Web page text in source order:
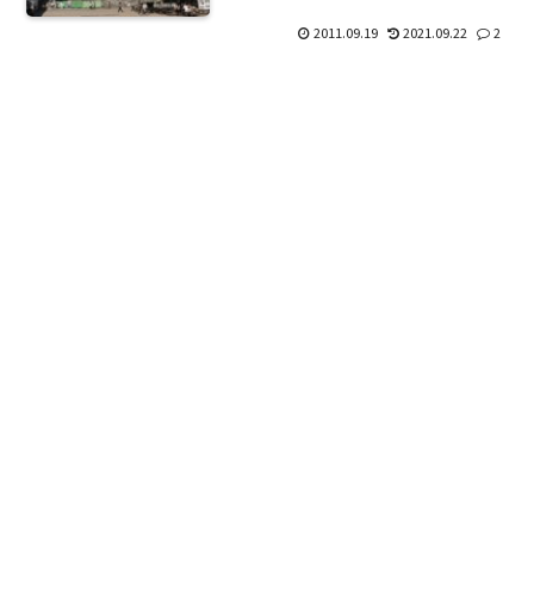
こく、ダメだと言ってい...
2011.09.19 2021.09.22 2